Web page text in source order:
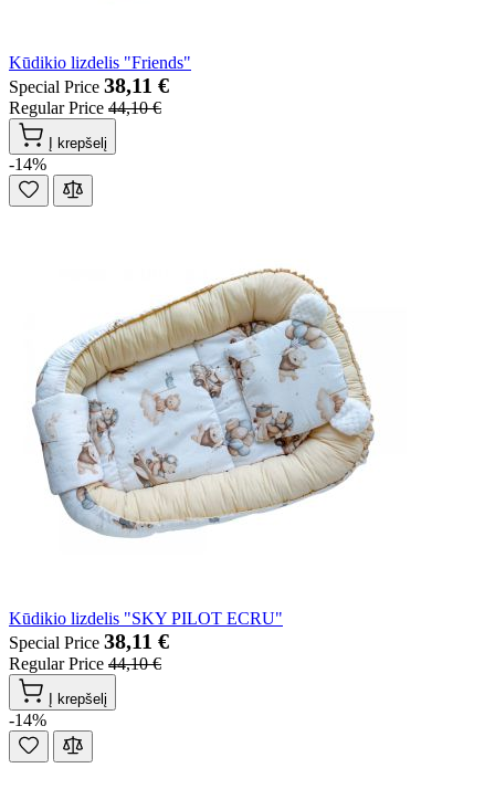
Kūdikio lizdelis "Friends"
Special Price 38,11 €
Regular Price 44,10 €
Į krepšelį
-14%
Kūdikio lizdelis "SKY PILOT ECRU"
Special Price 38,11 €
Regular Price 44,10 €
Į krepšelį
-14%